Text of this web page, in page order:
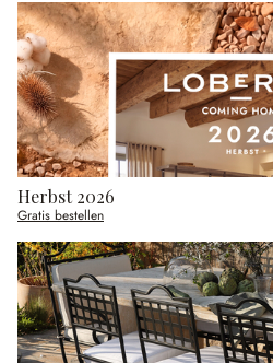
Herbst 2026
Gratis bestellen